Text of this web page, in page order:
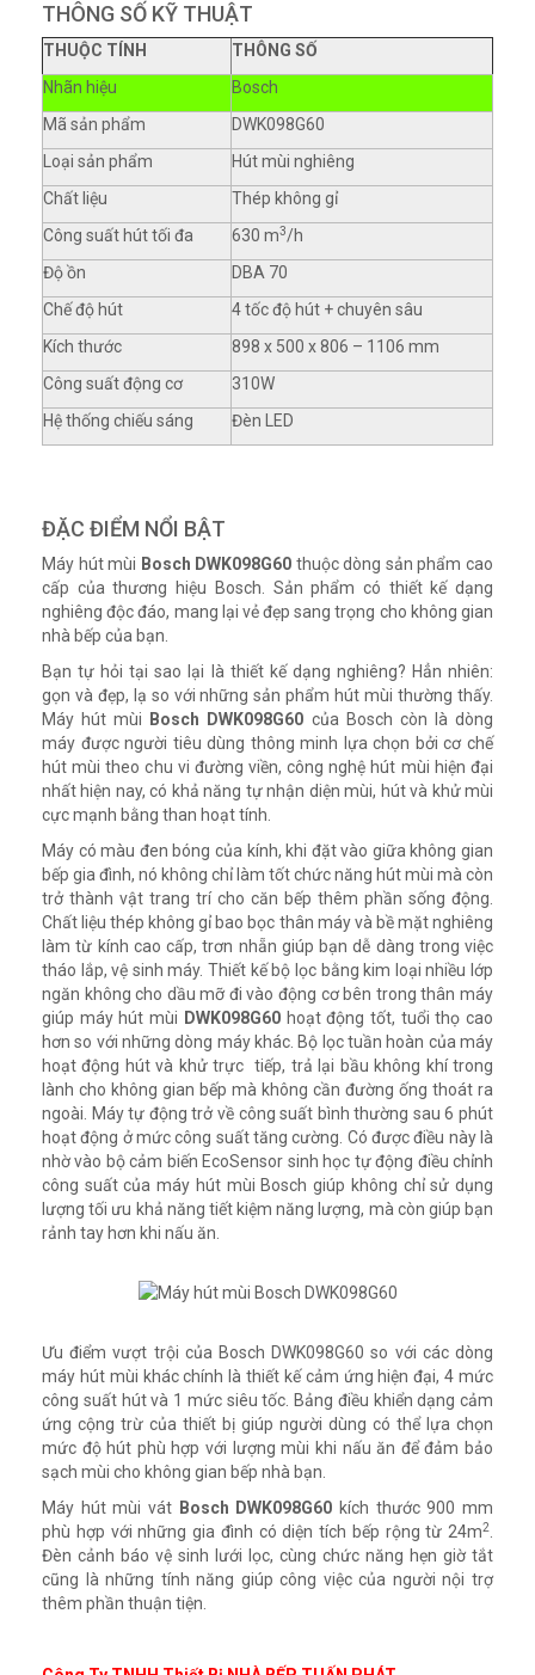
THÔNG SỐ KỸ THUẬT
THUỘC TÍNH
THÔNG SỐ
Nhãn hiệu
Bosch
Mã sản phẩm
DWK098G60
Loại sản phẩm
Hút mùi nghiêng
Chất liệu
Thép không gỉ
Công suất hút tối đa
630 m3/h
Độ ồn
DBA 70
Chế độ hút
4 tốc độ hút + chuyên sâu
Kích thước
898 x 500 x 806 – 1106 mm
Công suất động cơ
310W
Hệ thống chiếu sáng
Đèn LED
ĐẶC ĐIỂM NỔI BẬT
Máy hút mùi Bosch DWK098G60 thuộc dòng sản phẩm cao
cấp của thương hiệu Bosch. Sản phẩm có thiết kế dạng
nghiêng độc đáo, mang lại vẻ đẹp sang trọng cho không gian
nhà bếp của bạn.
Bạn tự hỏi tại sao lại là thiết kế dạng nghiêng? Hẳn nhiên:
gọn và đẹp, lạ so với những sản phẩm hút mùi thường thấy.
Máy hút mùi
Bosch DWK098G60 của Bosch còn là dòng
máy được người tiêu dùng thông minh lựa chọn bởi cơ chế
hút mùi theo chu vi đường viền, công nghệ hút mùi hiện đại
nhất hiện nay, có khả năng tự nhận diện mùi, hút và khử mùi
cực mạnh bằng than hoạt tính.
Máy có màu đen bóng của kính, khi đặt vào giữa không gian
bếp gia đình, nó không chỉ làm tốt chức năng hút mùi mà còn
trở thành vật trang trí cho căn bếp thêm phần sống động.
Chất liệu thép không gỉ bao bọc thân máy và bề mặt nghiêng
làm từ kính cao cấp, trơn nhẵn giúp bạn dễ dàng trong việc
tháo lắp, vệ sinh máy. Thiết kế bộ lọc bằng kim loại nhiều lớp
ngăn không cho dầu mỡ đi vào động cơ bên trong thân máy
giúp máy hút mùi DWK098G60 hoạt động tốt, tuổi thọ cao
hơn so với những dòng máy khác. Bộ lọc tuần hoàn của máy
hoạt động hút và khử trực tiếp, trả lại bầu không khí trong
lành cho không gian bếp mà không cần đường ống thoát ra
ngoài. Máy tự động trở về công suất bình thường sau 6 phút
hoạt động ở mức công suất tăng cường. Có được điều này là
nhờ vào bộ cảm biến EcoSensor sinh học tự động điều chỉnh
công suất của máy hút mùi Bosch giúp không chỉ sử dụng
lượng tối ưu khả năng tiết kiệm năng lượng, mà còn giúp bạn
rảnh tay hơn khi nấu ăn.
Ưu điểm vượt trội của Bosch DWK098G60 so với các dòng
máy hút mùi khác chính là thiết kế cảm ứng hiện đại, 4 mức
công suất hút và 1 mức siêu tốc. Bảng điều khiển dạng cảm
ứng cộng trừ của thiết bị giúp người dùng có thể lựa chọn
mức độ hút phù hợp với lượng mùi khi nấu ăn để đảm bảo
sạch mùi cho không gian bếp nhà bạn.
Máy hút mùi vát Bosch DWK098G60 kích thước 900 mm
phù hợp với những gia đình có diện tích bếp rộng từ 24m2
Đèn cảnh báo vệ sinh lưới lọc, cùng chức năng hẹn giờ tắt
cũng là những tính năng giúp công việc của người nội trợ
thêm phần thuận tiện.